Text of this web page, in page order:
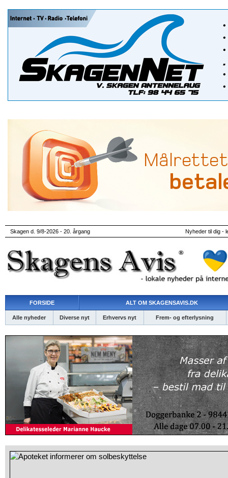
Skagen d. 9/8-2026 - 20. årgang Nyheder til dig -
FORSIDE ALT OM SKAGENSAVIS.DK
Alle nyheder Diverse nyt Erhvervs nyt Frem- og efterlysning